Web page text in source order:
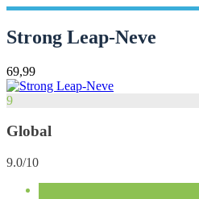
Strong Leap-Neve
69,99
9
Global
9.0/10